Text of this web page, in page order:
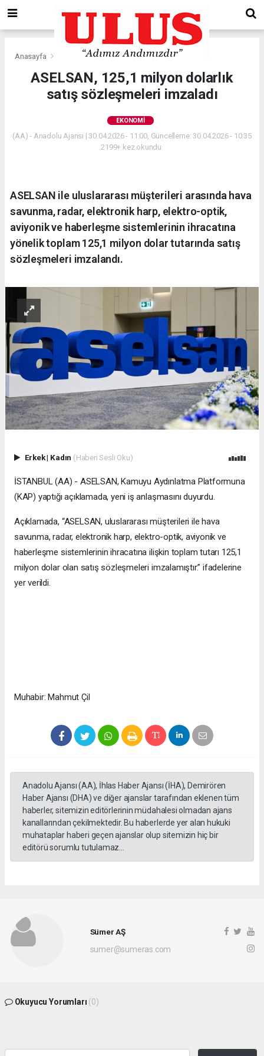
Anasayfa Ekonomi
ASELSAN, 125,1 milyon dolarlık
satış sözleşmeleri imzaladı
EKONOMI
(AA) - Anadolu Ajansı | 30.04.2026 - 11:00, Güncelleme: 30.04.2026 - 10:35
2199+ kez okundu.
ASELSAN ile uluslararası müşterileri arasında hava
savunma, radar, elektronik harp, elektro-optik,
aviyonik ve haberleşme sistemlerinin ihracatına
yönelik toplam 125,1 milyon dolar tutarında satış
sözleşmeleri imzalandı.
Erkek| Kadın (Haberi Sesli Oku)
İSTANBUL (AA) - ASELSAN, Kamuyu Aydınlatma Platformuna
(KAP) yaptığı açıklamada, yeni iş anlaşmasını duyurdu.
Açıklamada, “ASELSAN, uluslararası müşterileri ile hava
savunma, radar, elektronik harp, elektro-optik, aviyonik ve
haberleşme sistemlerinin ihracatına ilişkin toplam tutarı 125,1
milyon dolar olan satış sözleşmeleri imzalamıştır.” ifadelerine
yer verildi.
Muhabir: Mahmut Çil
Anadolu Ajansı (AA), İhlas Haber Ajansı (İHA), Demirören
Haber Ajansı (DHA) ve diğer ajanslar tarafından eklenen tüm
haberler, sitemizin editörlerinin müdahalesi olmadan ajans
kanallarından çekilmektedir. Bu haberlerde yer alan hukuki
muhataplar haberi geçen ajanslar olup sitemizin hiç bir
editörü sorumlu tutulamaz...
Sümer AŞ
sumer@sumeras.com
Okuyucu Yorumları (0)